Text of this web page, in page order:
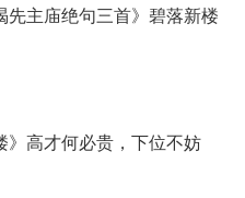
主庙绝句三首》碧落新楼
》高才何必贵，下位不妨